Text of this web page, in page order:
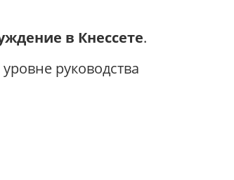
в Кнессете.
руководства